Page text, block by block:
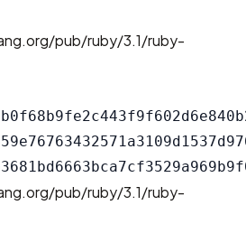
pub/ruby/3.1/ruby-
pub/ruby/3.1/ruby-